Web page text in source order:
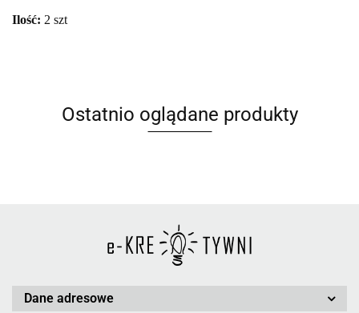
Ilość: 2 szt
Ostatnio oglądane produkty
Dane adresowe